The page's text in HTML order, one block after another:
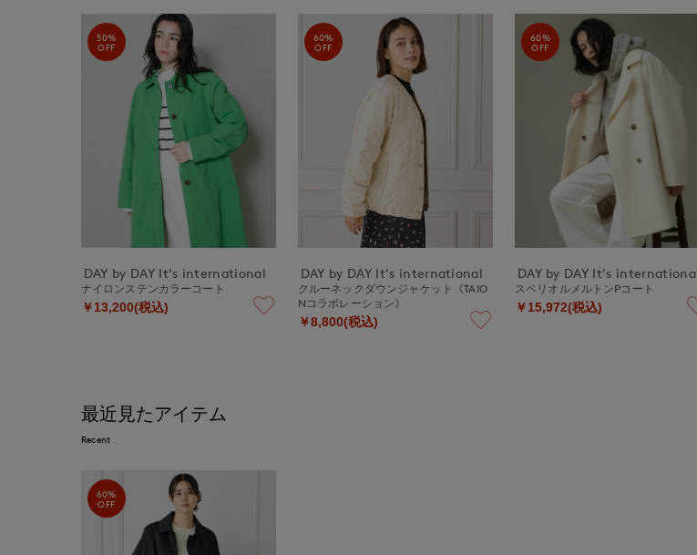
50%
OFF
DAY by DAY It's international
ナイロンステンカラーコート
￥13,200(税込)
60%
OFF
DAY by DAY It's international
クルーネックダウンジャケット《TAIO
Nコラボレーション》
￥8,800(税込)
60%
OFF
DAY by DAY It's
スペリオルメルトンPコート
￥15,972(税込)
最近見たアイテム
Recent
60%
OFF